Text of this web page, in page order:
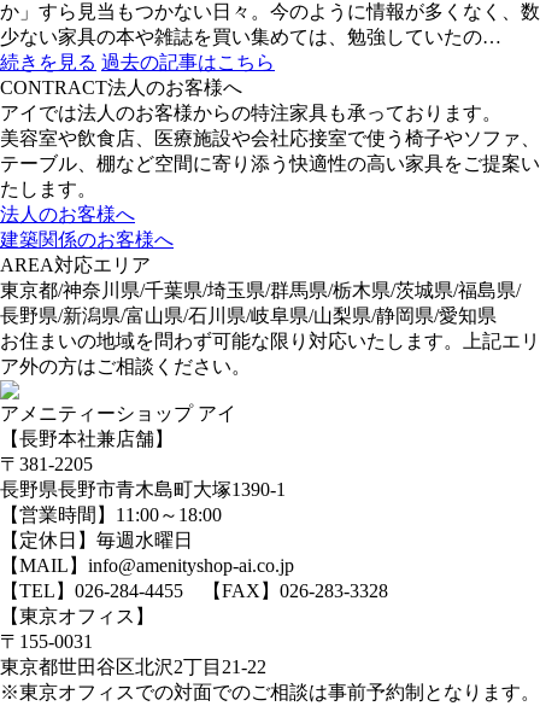
か」すら見当もつかない日々。今のように情報が多くなく、数
少ない家具の本や雑誌を買い集めては、勉強していたの…
続きを見る 過去の記事はこちら
CONTRACT法人のお客様へ
アイでは法人のお客様からの特注家具も承っております。
美容室や飲食店、医療施設や会社応接室で使う椅子やソファ、
テーブル、棚など空間に寄り添う快適性の高い家具をご提案い
たします。
法人のお客様へ
建築関係のお客様へ
AREA対応エリア
東京都/神奈川県/千葉県/埼玉県/群馬県/栃木県/茨城県/福島県/
長野県/新潟県/富山県/石川県/岐阜県/山梨県/静岡県/愛知県
お住まいの地域を問わず可能な限り対応いたします。上記エリ
ア外の方はご相談ください。
アメニティーショップ アイ
【長野本社兼店舗】
〒381-2205
長野県長野市青木島町大塚1390-1
【営業時間】11:00～18:00
【定休日】毎週水曜日
【MAIL】info@amenityshop-ai.co.jp
【TEL】 026-284-4455 【FAX】026-283-3328
【東京オフィス】
〒155-0031
東京都世田谷区北沢2丁目21-22
※東京オフィスでの対面でのご相談は事前予約制となります。